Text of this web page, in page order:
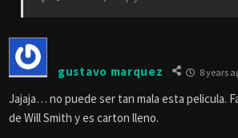
gustavo marquez 8 years
Jajaja… no puede ser tan mala esta pelicula.
de Will Smith y es carton lleno.